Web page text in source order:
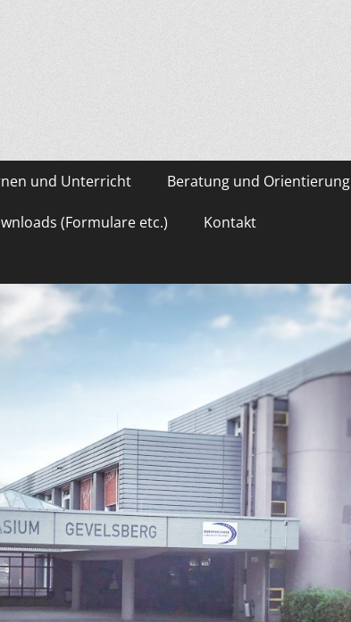
Gevelsberg
und Unterricht Beratung und Orientierung
(Formulare etc.) Kontakt